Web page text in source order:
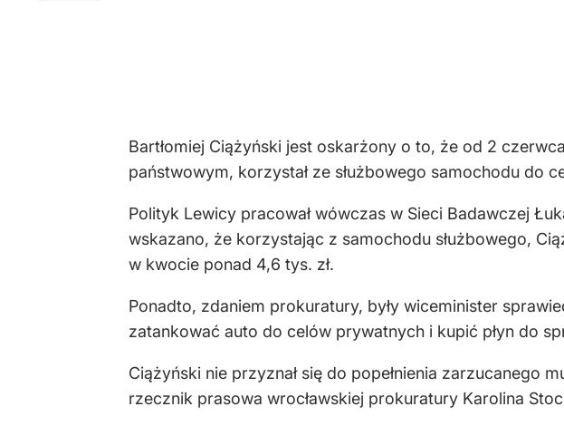
Bartłomiej Ciążyński jest oskarżony o to, że od 2
państwowym, korzystał ze służbowego samochodu do
Polityk Lewicy pracował wówczas w Sieci Badawczej
wskazano, że korzystając z samochodu służbowego,
w kwocie ponad 4,6 tys. zł.
Ponadto, zdaniem prokuratury, były wiceminister
zatankować auto do celów prywatnych i kupić płyn do
Ciążyński nie przyznał się do popełnienia zarzucanego
rzecznik prasowa wrocławskiej prokuratury Karolina